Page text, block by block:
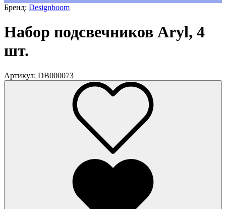
Бренд: Designboom
Набор подсвечников Aryl, 4
шт.
Артикул: DB000073